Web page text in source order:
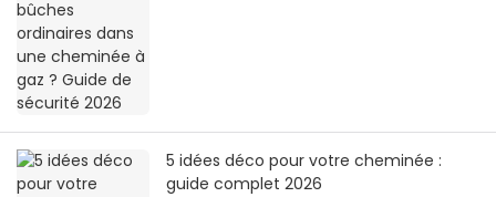
5 idées déco pour votre cheminée :
guide complet 2026